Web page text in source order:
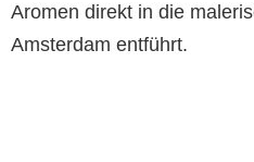
Aromen direkt in die
Amsterdam entführt.